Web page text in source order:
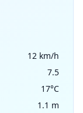
12 km/h
7.5
17°C
1.1 m